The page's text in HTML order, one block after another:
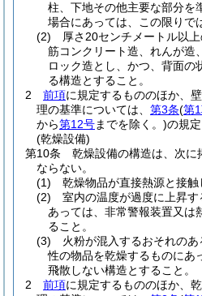
柱、下地その他主要な部分を
場合にあっては、この限りで
(2)
厚さ20センチメートル以
筋コンクリート造、れんが造
ロック造とし、かつ、背面の
る構造とすること。
2
前項に規定するもののほか、
理の基準については、 第3条(第
から第12号までを除く。)の規定
(乾燥設備)
第10条
乾燥設備の構造は、次
ならない。
(1)
乾燥物品が直接熱源と接触
(2)
室内の温度が過度に上昇
あっては、非常警報装置又は
ること。
(3)
火粉が混入するおそれの
性の物品を乾燥するものにあ
飛散しない構造とすること。
2
前項に規定するもののほか、